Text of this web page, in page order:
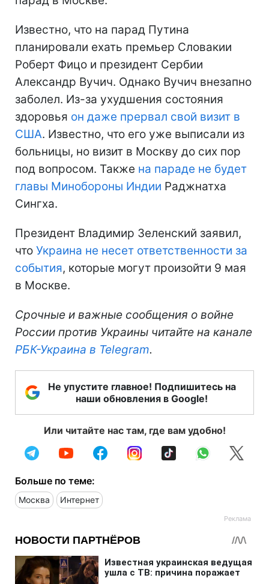
Известно, что на парад Путина
планировали ехать премьер Словакии
Роберт Фицо и президент Сербии
Александр Вучич. Однако Вучич внезапно
заболел. Из-за ухудшения состояния
здоровья он даже прервал свой визит в
США. Известно, что его уже выписали из
больницы, но визит в Москву до сих пор
под вопросом. Также на параде не будет
главы Минобороны Индии Раджнатха
Сингха.
Президент Владимир Зеленский заявил,
что Украина не несет ответственности за
события, которые могут произойти 9 мая
в Москве.
Срочные и важные сообщения о войне
России против Украины читайте на канале
РБК-Украина в Telegram.
Не упустите главное! Подпишитесь на
наши обновления в Google!
Или читайте нас там, где вам удобно!
Больше по теме:
Москва Интернет